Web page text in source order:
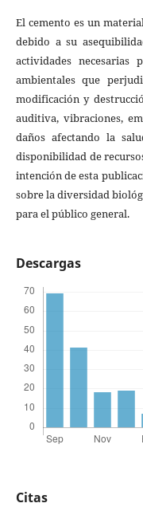
El cemento es un
debido a su
actividades necesarias
ambientales que
modificación y
auditiva, vibraciones,
daños afectando la
disponibilidad de
intención de esta
sobre la diversidad
para el público general.
Descargas
Citas